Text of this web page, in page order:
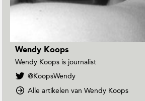
Wendy Koops
Wendy Koops is journalist
V
l
@KoopsWendy
Alle artikelen van Wendy Koopso